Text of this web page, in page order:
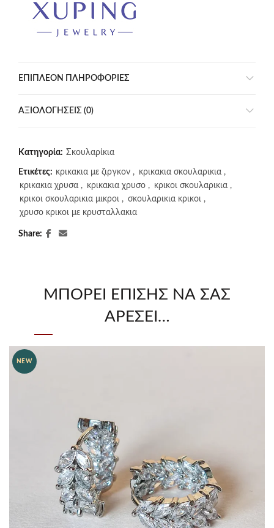
ΕΠΙΠΛΈΟΝ ΠΛΗΡΟΦΟΡΊΕΣ
ΑΞΙΟΛΟΓΉΣΕΙΣ (0)
Κατηγορία: Σκουλαρίκια
Ετικέτες: κρικακια με ζιργκον , κρικακια σκουλαρικια ,
κρικακια χρυσα , κρικακια χρυσο , κρικοι σκουλαρικια ,
κρικοι σκουλαρικια μικροι , σκουλαρικια κρικοι ,
χρυσο κρικοι με κρυσταλλακια
Share
ΜΠΟΡΕΊ ΕΠΊΣΗΣ ΝΑ ΣΑΣ
ΑΡΈΣΕΙ…
NEW